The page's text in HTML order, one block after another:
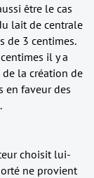
être le cas
lait de centrale
de 3 centimes.
il y a
la création de
en faveur des
choisit lui-
ne provient